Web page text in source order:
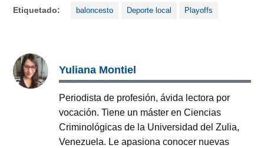
Etiquetado: baloncesto Deporte local Playoffs
Yuliana Montiel
Periodista de profesión, ávida lectora por
vocación. Tiene un máster en Ciencias
Criminológicas de la Universidad del Zulia,
Venezuela. Le apasiona conocer nuevas